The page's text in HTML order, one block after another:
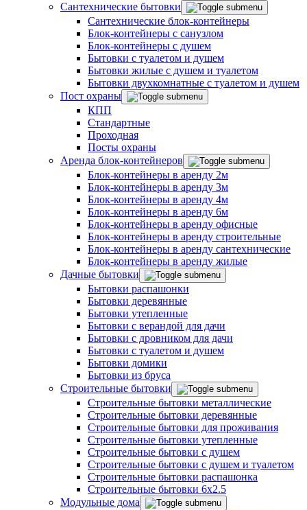
Сантехнические бытовки
Сантехнические блок-контейнеры
Блок-контейнеры с санузлом
Блок-контейнеры с душем
Бытовки с туалетом и душем
Бытовки жилые с душем и туалетом
Бытовки двухкомнатные с туалетом и душем
Пост охраны
КПП
Стандартные
Проходная
Посты охраны
Аренда блок-контейнеров
Блок-контейнеры в аренду 2м
Блок-контейнеры в аренду 3м
Блок-контейнеры в аренду 4м
Блок-контейнеры в аренду 6м
Блок-контейнеры в аренду офисные
Блок-контейнеры в аренду строительные
Блок-контейнеры в аренду сантехнические
Блок-контейнеры в аренду жилые
Дачные бытовки
Бытовки распашонки
Бытовки деревянные
Бытовки утепленные
Бытовки с верандой для дачи
Бытовки с дровником для дачи
Бытовки с туалетом и душем
Бытовки домики
Бытовки из бруса
Строительные бытовки
Строительные бытовки металлические
Строительные бытовки деревянные
Строительные бытовки для проживания
Строительные бытовки утепленные
Строительные бытовки с душем
Строительные бытовки с душем и туалетом
Строительные бытовки распашонка
Строительные бытовки 6x2.5
Модульные дома